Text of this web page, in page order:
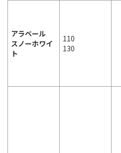
アラベール
スノーホワイ
ト
110
130